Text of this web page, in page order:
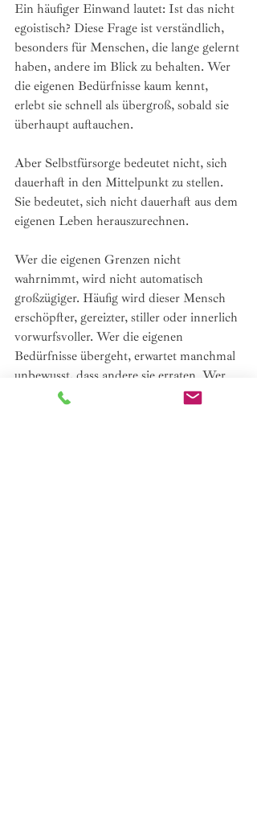
Ein häufiger Einwand lautet: Ist das nicht
egoistisch? Diese Frage ist verständlich,
besonders für Menschen, die lange gelernt
haben, andere im Blick zu behalten. Wer
die eigenen Bedürfnisse kaum kennt,
erlebt sie schnell als übergroß, sobald sie
überhaupt auftauchen.
Aber Selbstfürsorge bedeutet nicht, sich
dauerhaft in den Mittelpunkt zu stellen.
Sie bedeutet, sich nicht dauerhaft aus dem
eigenen Leben herauszurechnen.
Wer die eigenen Grenzen nicht
wahrnimmt, wird nicht automatisch
großzügiger. Häufig wird dieser Mensch
erschöpfter, gereizter, stiller oder innerlich
vorwurfsvoller. Wer die eigenen
Bedürfnisse übergeht, erwartet manchmal
unbewusst, dass andere sie erraten. Wer
keine Pause nimmt, bis nichts mehr geht,